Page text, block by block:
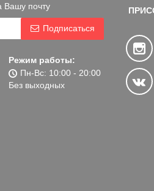
Вашу почту
Подписаться
Режим работы:
Пн-Вс: 10:00 - 20:00
Без выходных